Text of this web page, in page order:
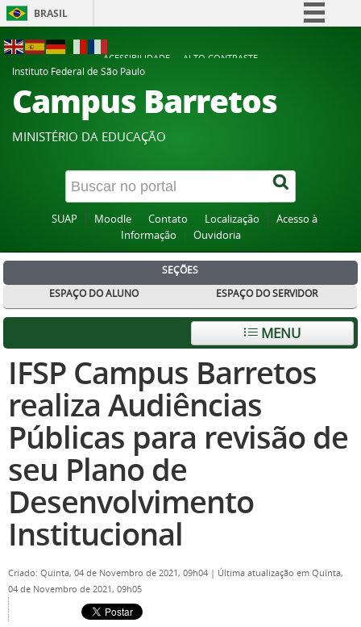
BRASIL
Participe
Acesso à informação
Canais
ACESSIBILIDADE
ALTO CONTRASTE
Instituto Federal de São Paulo
Campus Barretos
MINISTÉRIO DA EDUCAÇÃO
SUAP Moodle Contato Localização
Acesso à
Informação
Ouvidoria
SEÇÕES
ESPAÇO DO ALUNO
ESPAÇO DO SERVIDOR
MENU
IFSP Campus Barretos
realiza Audiências
Públicas para revisão de
seu Plano de
Desenvolvimento
Institucional
Criado: Quinta, 04 de Novembro de 2021, 09h04 | Última atualização em Quinta,
04 de Novembro de 2021, 09h05